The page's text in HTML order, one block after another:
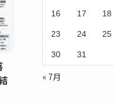
16 17 18
23 24 25
30 31
« 7月